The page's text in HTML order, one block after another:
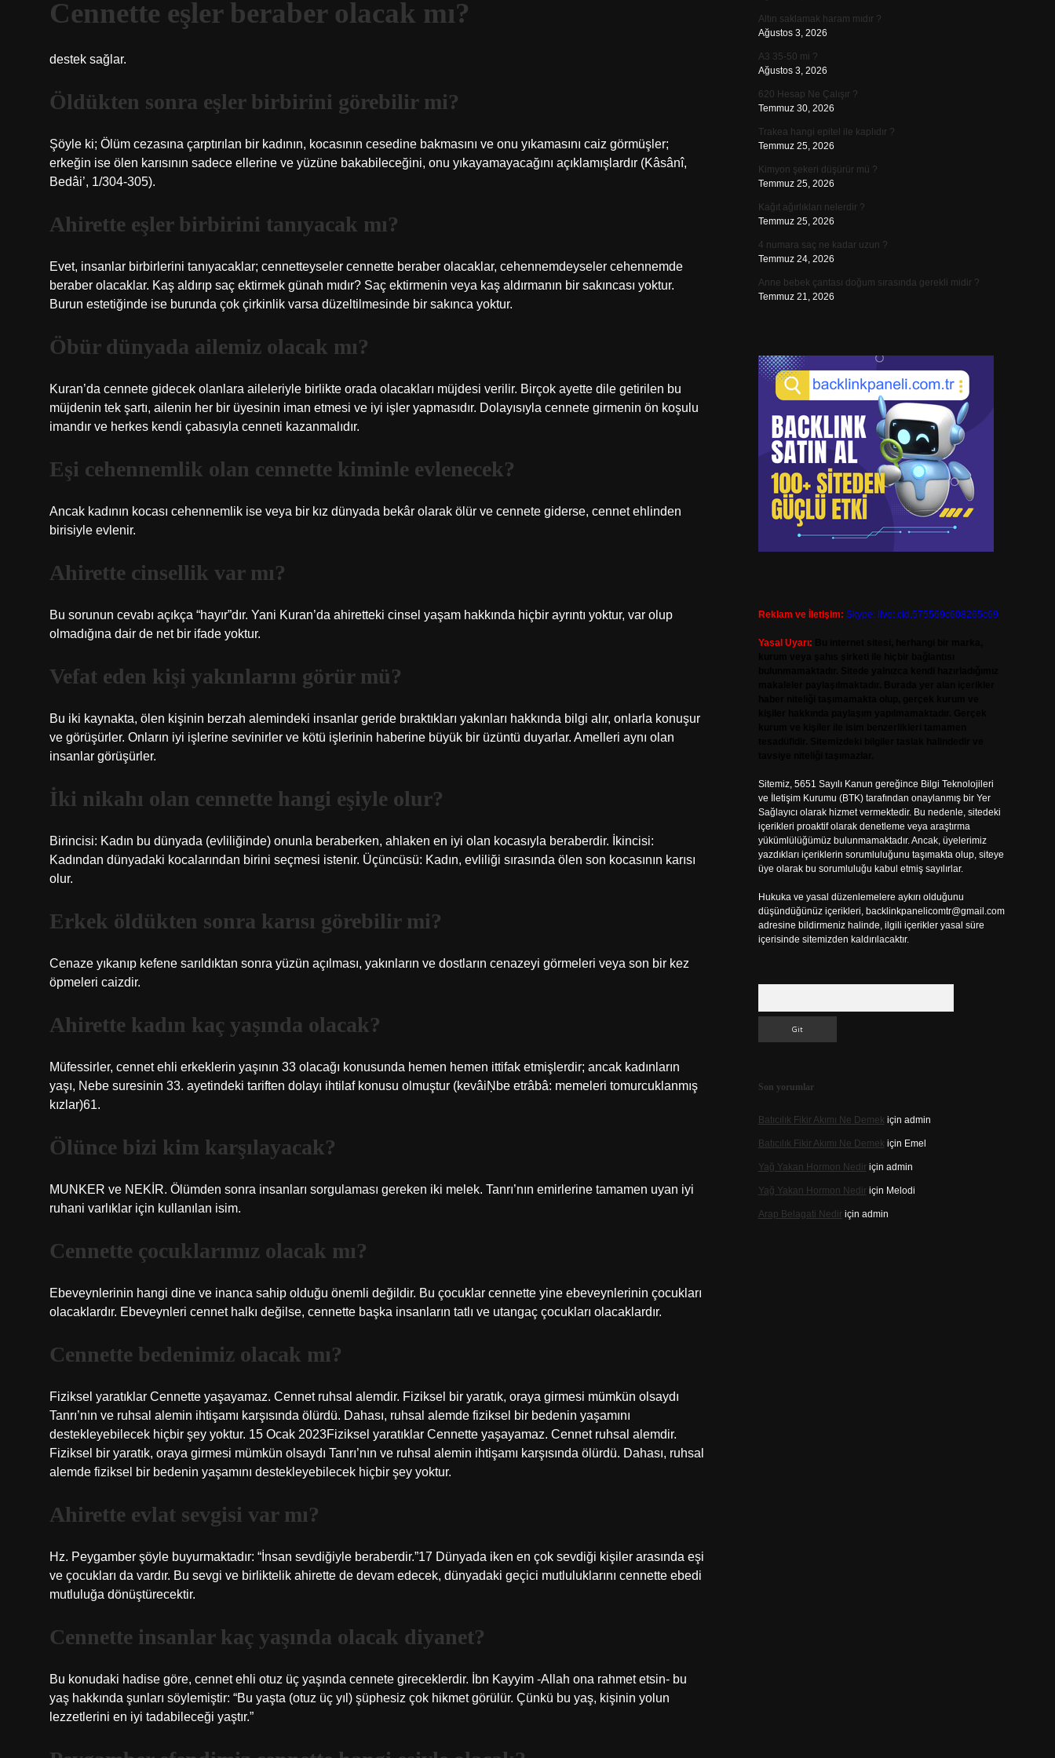
Cennette eşler beraber olacak mı?
destek sağlar.
Öldükten sonra eşler birbirini görebilir mi?
Şöyle ki; Ölüm cezasına çarptırılan bir kadının, kocasının cesedine bakmasını ve onu yıkamasını caiz görmüşler;
erkeğin ise ölen karısının sadece ellerine ve yüzüne bakabileceğini, onu yıkayamayacağını açıklamışlardır (Kâsânî,
Bedâi’, 1/304-305).
Ahirette eşler birbirini tanıyacak mı?
Evet, insanlar birbirlerini tanıyacaklar; cennetteyseler cennette beraber olacaklar, cehennemdeyseler cehennemde
beraber olacaklar. Kaş aldırıp saç ektirmek günah mıdır? Saç ektirmenin veya kaş aldırmanın bir sakıncası yoktur.
Burun estetiğinde ise burunda çok çirkinlik varsa düzeltilmesinde bir sakınca yoktur.
Öbür dünyada ailemiz olacak mı?
Kuran’da cennete gidecek olanlara aileleriyle birlikte orada olacakları müjdesi verilir. Birçok ayette dile getirilen bu
müjdenin tek şartı, ailenin her bir üyesinin iman etmesi ve iyi işler yapmasıdır. Dolayısıyla cennete girmenin ön koşulu
imandır ve herkes kendi çabasıyla cenneti kazanmalıdır.
Eşi cehennemlik olan cennette kiminle evlenecek?
Ancak kadının kocası cehennemlik ise veya bir kız dünyada bekâr olarak ölür ve cennete giderse, cennet ehlinden
birisiyle evlenir.
Ahirette cinsellik var mı?
Bu sorunun cevabı açıkça “hayır”dır. Yani Kuran’da ahiretteki cinsel yaşam hakkında hiçbir ayrıntı yoktur, var olup
olmadığına dair de net bir ifade yoktur.
Vefat eden kişi yakınlarını görür mü?
Bu iki kaynakta, ölen kişinin berzah alemindeki insanlar geride bıraktıkları yakınları hakkında bilgi alır, onlarla konuşur
ve görüşürler. Onların iyi işlerine sevinirler ve kötü işlerinin haberine büyük bir üzüntü duyarlar. Amelleri aynı olan
insanlar görüşürler.
İki nikahı olan cennette hangi eşiyle olur?
Birincisi: Kadın bu dünyada (evliliğinde) onunla beraberken, ahlaken en iyi olan kocasıyla beraberdir. İkincisi:
Kadından dünyadaki kocalarından birini seçmesi istenir. Üçüncüsü: Kadın, evliliği sırasında ölen son kocasının karısı
olur.
Erkek öldükten sonra karısı görebilir mi?
Cenaze yıkanıp kefene sarıldıktan sonra yüzün açılması, yakınların ve dostların cenazeyi görmeleri veya son bir kez
öpmeleri caizdir.
Ahirette kadın kaç yaşında olacak?
Müfessirler, cennet ehli erkeklerin yaşının 33 olacağı konusunda hemen hemen ittifak etmişlerdir; ancak kadınların
yaşı, Nebe suresinin 33. ayetindeki tariften dolayı ihtilaf konusu olmuştur (kevâiŅbe etrâbâ: memeleri tomurcuklanmış
kızlar)61.
Ölünce bizi kim karşılayacak?
MUNKER ve NEKİR. Ölümden sonra insanları sorgulaması gereken iki melek. Tanrı’nın emirlerine tamamen uyan iyi
ruhani varlıklar için kullanılan isim.
Cennette çocuklarımız olacak mı?
Ebeveynlerinin hangi dine ve inanca sahip olduğu önemli değildir. Bu çocuklar cennette yine ebeveynlerinin çocukları
olacaklardır. Ebeveynleri cennet halkı değilse, cennette başka insanların tatlı ve utangaç çocukları olacaklardır.
Cennette bedenimiz olacak mı?
Fiziksel yaratıklar Cennette yaşayamaz. Cennet ruhsal alemdir. Fiziksel bir yaratık, oraya girmesi mümkün olsaydı
Tanrı’nın ve ruhsal alemin ihtişamı karşısında ölürdü. Dahası, ruhsal alemde fiziksel bir bedenin yaşamını
destekleyebilecek hiçbir şey yoktur. 15 Ocak 2023Fiziksel yaratıklar Cennette yaşayamaz. Cennet ruhsal alemdir.
Fiziksel bir yaratık, oraya girmesi mümkün olsaydı Tanrı’nın ve ruhsal alemin ihtişamı karşısında ölürdü. Dahası, ruhsal
alemde fiziksel bir bedenin yaşamını destekleyebilecek hiçbir şey yoktur.
Ahirette evlat sevgisi var mı?
Hz. Peygamber şöyle buyurmaktadır: “İnsan sevdiğiyle beraberdir.”17 Dünyada iken en çok sevdiği kişiler arasında eşi
ve çocukları da vardır. Bu sevgi ve birliktelik ahirette de devam edecek, dünyadaki geçici mutluluklarını cennette ebedi
mutluluğa dönüştürecektir.
Cennette insanlar kaç yaşında olacak diyanet?
Bu konudaki hadise göre, cennet ehli otuz üç yaşında cennete gireceklerdir. İbn Kayyim -Allah ona rahmet etsin- bu
yaş hakkında şunları söylemiştir: “Bu yaşta (otuz üç yıl) şüphesiz çok hikmet görülür. Çünkü bu yaş, kişinin yolun
lezzetlerini en iyi tadabileceği yaştır.”
Altın saklamak haram mıdır ?
Ağustos 3, 2026
A3 35-50 mi ?
Ağustos 3, 2026
620 Hesap Ne Çalışır ?
Temmuz 30, 2026
Trakea hangi epitel ile kaplıdır ?
Temmuz 25, 2026
Kimyon şekeri düşürür mü ?
Temmuz 25, 2026
Kağıt ağırlıkları nelerdir ?
Temmuz 25, 2026
4 numara saç ne kadar uzun ?
Temmuz 24, 2026
Anne bebek çantası doğum sırasında gerekli midir ?
Temmuz 21, 2026
Reklam ve İletişim: Skype: live:.cid.575569c608265c69
Yasal Uyarı:
Sitemiz, 5651 Sayılı Kanun gereğince Bilgi Teknolojileri
ve İletişim Kurumu (BTK) tarafından onaylanmış bir Yer
Sağlayıcı olarak hizmet vermektedir. Bu nedenle, sitedeki
içerikleri proaktif olarak denetleme veya araştırma
yükümlülüğümüz bulunmamaktadır. Ancak, üyelerimiz
yazdıkları içeriklerin sorumluluğunu taşımakta olup, siteye
üye olarak bu sorumluluğu kabul etmiş sayılırlar.
Hukuka ve yasal düzenlemelere aykırı olduğunu
düşündüğünüz içerikleri, backlinkpanelicomtr@gmail.com
adresine bildirmeniz halinde, ilgili içerikler yasal süre
içerisinde sitemizden kaldırılacaktır.
Son yorumlar
Batıcılık Fikir Akımı Ne Demek için admin
Batıcılık Fikir Akımı Ne Demek için Emel
Yağ Yakan Hormon Nediriçin admin
Yağ Yakan Hormon Nediriçin Melodi
Arap Belagati Nediriçin admin